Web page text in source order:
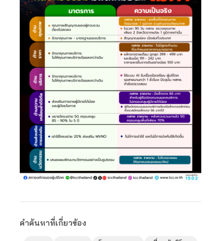
คำค้นหาที่เกี่ยวข้อง